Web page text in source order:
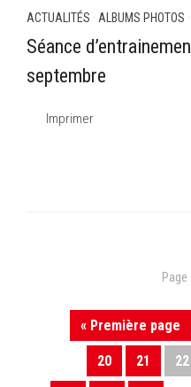
ACTUALITÉS · ALBUMS PHOTOS ·
Séance
septembre
Imprimer
Page
« Première page
20 21 22